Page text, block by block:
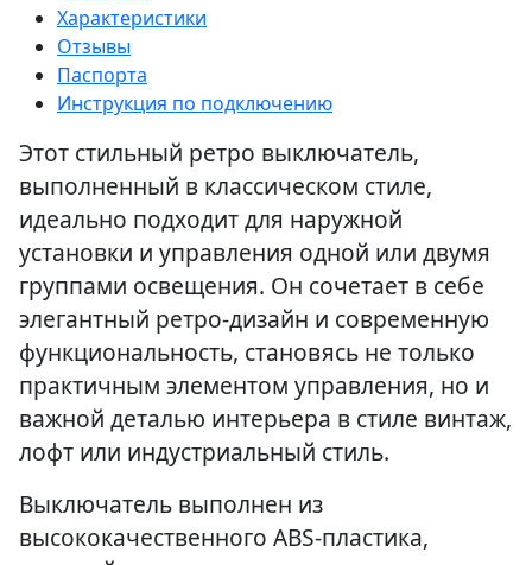
Характеристики
Отзывы
Паспорта
Инструкция по подключению
Этот стильный ретро выключатель,
выполненный в классическом стиле,
идеально подходит для наружной
установки и управления одной или двумя
группами освещения. Он сочетает в себе
элегантный ретро-дизайн и современную
функциональность, становясь не только
практичным элементом управления, но и
важной деталью интерьера в стиле винтаж,
лофт или индустриальный стиль.
Выключатель выполнен из
высококачественного ABS-пластика,